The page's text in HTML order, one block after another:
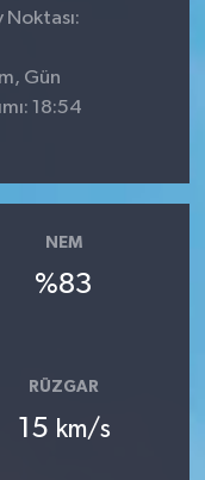
Noktası:
Gün
18:54
NEM
%83
RÜZGAR
15 km/s